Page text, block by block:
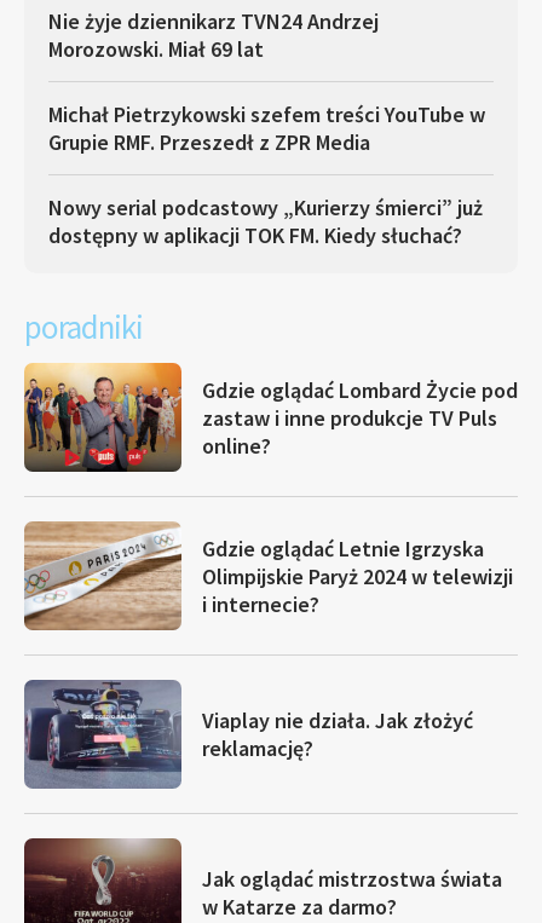
Nie żyje dziennikarz TVN24 Andrzej
Morozowski. Miał 69 lat
Michał Pietrzykowski szefem treści YouTube w
Grupie RMF. Przeszedł z ZPR Media
Nowy serial podcastowy „Kurierzy śmierci” już
dostępny w aplikacji TOK FM. Kiedy słuchać?
poradniki
Gdzie oglądać Lombard Życie pod
zastaw i inne produkcje TV Puls
online?
Gdzie oglądać Letnie Igrzyska
Olimpijskie Paryż 2024 w telewizji
i internecie?
Viaplay nie działa. Jak złożyć
reklamację?
Jak oglądać mistrzostwa świata
w Katarze za darmo?